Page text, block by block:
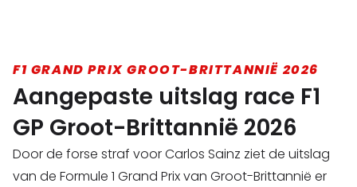
F1 GRAND PRIX GROOT-BRITTANNIË 2026
Aangepaste uitslag race F1
GP Groot-Brittannië 2026
Door de forse straf voor Carlos Sainz ziet de uitslag
van de Formule 1 Grand Prix van Groot-Brittannië er